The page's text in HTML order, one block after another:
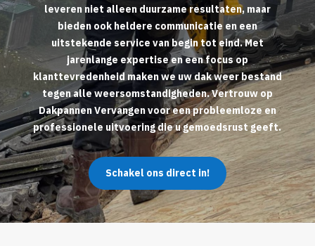
leveren niet alleen duurzame resultaten, maar
bieden ook heldere communicatie en een
uitstekende service van begin tot eind. Met
jarenlange expertise en een focus op
klanttevredenheid maken we uw dak weer bestand
tegen alle weersomstandigheden. Vertrouw op
Dakpannen Vervangen voor een probleemloze en
professionele uitvoering die u gemoedsrust geeft.
Schakel ons direct in!